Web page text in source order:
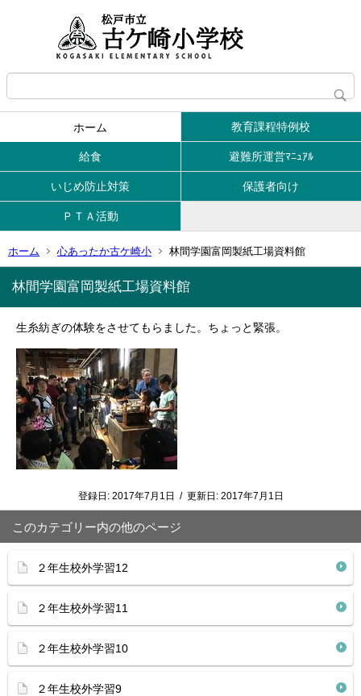
ホーム 教育課程特例校
給食 避難所運営ﾏﾆｭｱﾙ
いじめ防止対策 保護者向け
ＰＴＡ活動
ホーム 心あったか古ケ崎小 林間学園富岡製紙工場資料館
林間学園富岡製紙工場資料館
生糸紡ぎの体験をさせてもらました。ちょっと緊張。
登録日: 2017年7月1日 / 更新日: 2017年7月1日
このカテゴリー内の他のページ
２年生校外学習12
２年生校外学習11
２年生校外学習10
２年生校外学習9